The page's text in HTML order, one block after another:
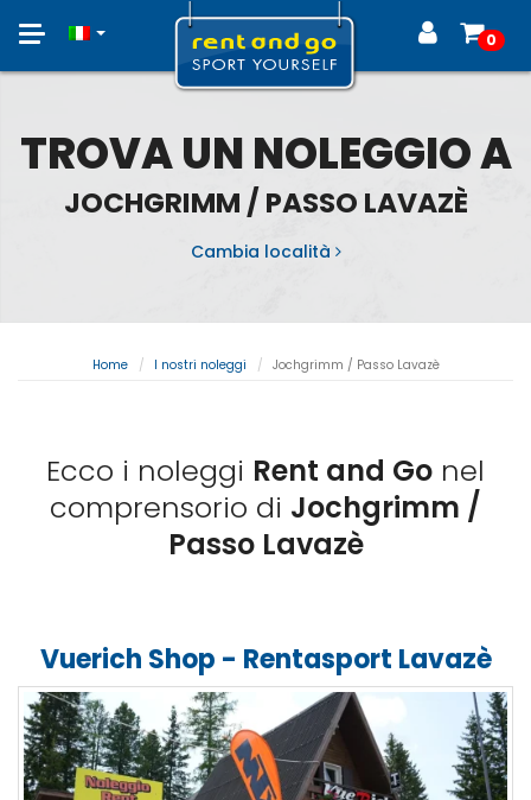
Toggle
0
TROVA UN NOLEGGIO A
JOCHGRIMM / PASSO LAVAZÈ
Cambia località
Home I nostri noleggi Jochgrimm / Passo Lavazè
Ecco i noleggi Rent and Go nel
comprensorio di Jochgrimm /
Passo Lavazè
Vuerich Shop - Rentasport Lavazè